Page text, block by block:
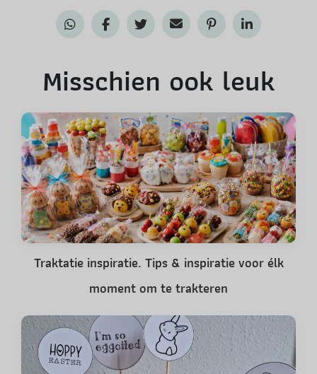
Misschien ook leuk
Traktatie inspiratie. Tips & inspiratie voor élk
moment om te trakteren